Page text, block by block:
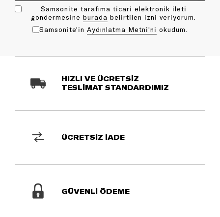
Samsonite tarafıma ticari elektronik ileti
göndermesine bu rada belirtilen izni veriyorum.
Samsonite'in Aydınlatma Metni'ni okudum.
HIZLI VE ÜCRETSİZ
TESLİMAT STANDARDIMIZ
ÜCRETSİZ İADE
GÜVENLİ ÖDEME